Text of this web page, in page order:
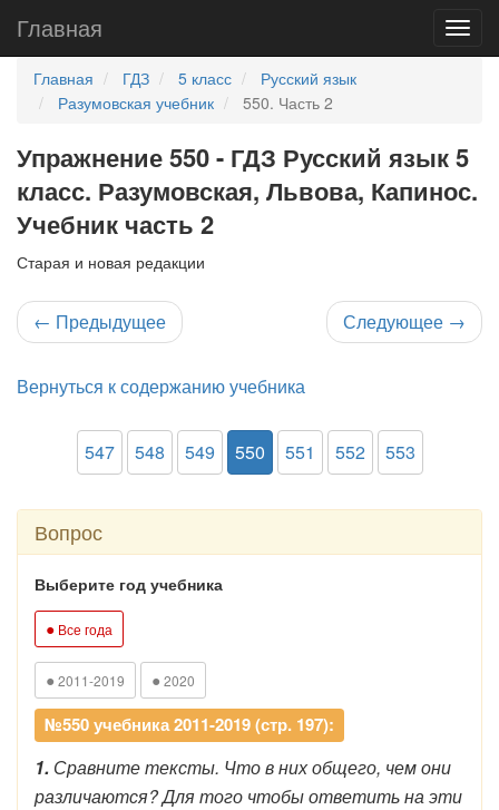
Главная
Главная ГДЗ 5 класс
Русский язык
Разумовская учебник
550. Часть 2
Упражнение 550 - ГДЗ Русский язык 5
класс. Разумовская, Львова, Капинос.
Учебник часть 2
Старая и новая редакции
← Предыдущее Следующее →
Вернуться к содержанию учебника
547 548 549 550 551 552 553
Вопрос
Выберите год учебника
● Все года
● 2011-2019 ● 2020
№550 учебника 2011-2019 (стр. 197):
1. Сравните тексты. Что в них общего, чем они
различаются? Для того чтобы ответить на эти